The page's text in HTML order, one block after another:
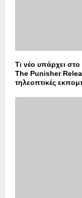
Τι νέο υπάρχει
The Punisher
τηλεοπτικές